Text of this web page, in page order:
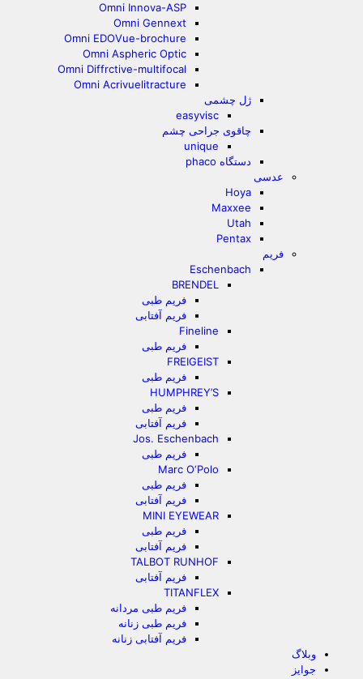
Omni Innova-ASP
Omni Gennext
Omni EDOVue-brochure
Omni Aspheric Optic
Omni Diffrctive-multifocal
Omni Acrivuelitracture
ژل چشمی
easyvisc
چاقوی جراحی چشم
unique
دستگاه phaco
عدسی
Hoya
Maxxee
Utah
Pentax
فریم
Eschenbach
BRENDEL
فریم طبی
فریم آفتابی
Fineline
فریم طبی
FREIGEIST
فریم طبی
HUMPHREY’S
فریم طبی
فریم آفتابی
Jos. Eschenbach
فریم طبی
Marc O‘Polo
فریم طبی
فریم آفتابی
MINI EYEWEAR
فریم طبی
فریم آفتابی
TALBOT RUNHOF
فریم آفتابی
TITANFLEX
فریم طبی مردانه
فریم طبی زنانه
فریم آفتابی زنانه
وبلاگ
جوایز